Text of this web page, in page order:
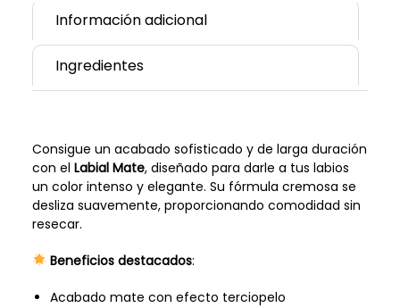
Información adicional
Ingredientes
Consigue un acabado sofisticado y de larga duración
con el Labial Mate, diseñado para darle a tus labios
un color intenso y elegante. Su fórmula cremosa se
desliza suavemente, proporcionando comodidad sin
resecar.
Beneficios destacados:
Acabado mate con efecto terciopelo